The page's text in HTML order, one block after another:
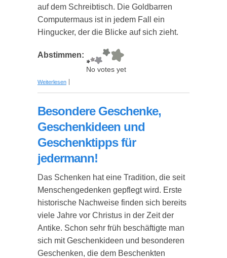
auf dem Schreibtisch. Die Goldbarren
Computermaus ist in jedem Fall ein
Hingucker, der die Blicke auf sich zieht.
Abstimmen:
No votes yet
Weiterlesen über Goldbarren als USB Computermaus
Besondere Geschenke,
Geschenkideen und
Geschenktipps für
jedermann!
Das Schenken hat eine Tradition, die seit
Menschengedenken gepflegt wird. Erste
historische Nachweise finden sich bereits
viele Jahre vor Christus in der Zeit der
Antike. Schon sehr früh beschäftigte man
sich mit Geschenkideen und besonderen
Geschenken, die dem Beschenkten